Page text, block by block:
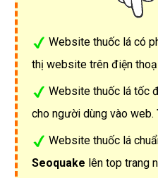
Website thuốc lá có
thị website trên điện
Website thuốc lá tốc
cho người dùng vào web.
Website thuốc lá
Seoquake lên top trang